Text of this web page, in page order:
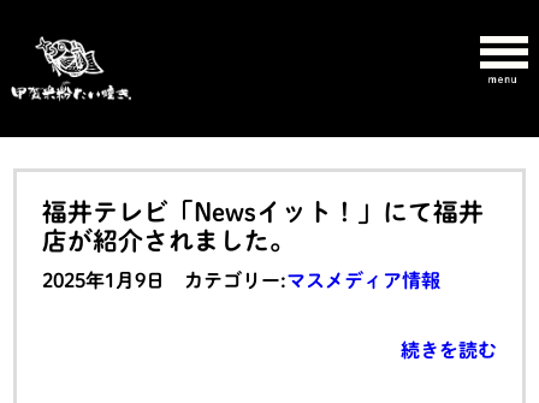
福井テレビ「Newsイット！」にて福井
店が紹介されました。
2025年1月9日 カテゴリー:マスメディア情報
続きを読む